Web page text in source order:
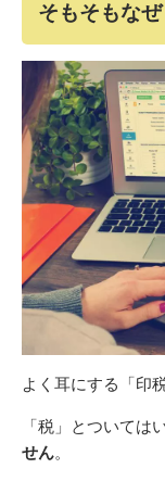
そもそもな
よく耳にする「印
「税」とついては
せん。